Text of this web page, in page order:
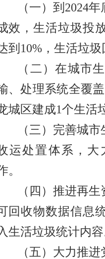
（一）到 2024年
效，生活垃圾投
到 10%，生活垃圾
（二）在城市
、处理系统全覆
城区建成1个生活
（三）完善城
运处置体系，
。
（四）推进再
回收物数据信息
生活垃圾统计内
（五）大力推